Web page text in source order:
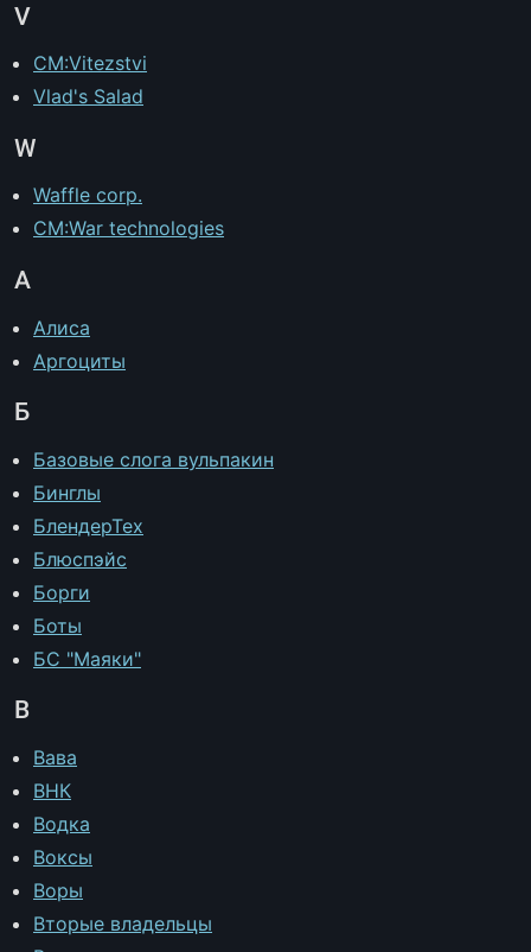
V
CM:Vitezstvi
Vlad's Salad
W
Waffle corp.
CM:War technologies
А
Алиса
Аргоциты
Б
Базовые слога вульпакин
Бинглы
БлендерТех
Блюспэйс
Борги
Боты
БС "Маяки"
В
Вава
ВНК
Водка
Воксы
Воры
Вторые владельцы